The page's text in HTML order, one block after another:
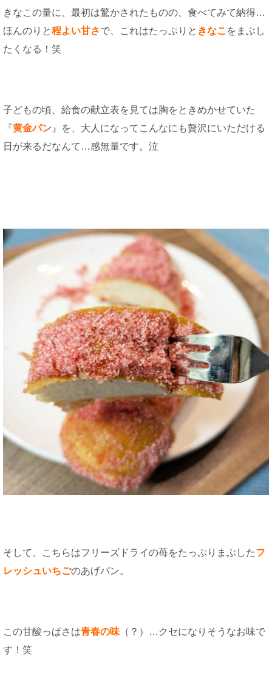
きなこの量に、最初は驚かされたものの、食べてみて納得…
ほんのりと程よい甘さで、これはたっぷりと きなこ をまぶし
たくなる！笑
子どもの頃、給食の献立表を見ては胸をときめかせていた
『黄金パン 』を、大人になってこんなにも贅沢にいただける
日が来るだなんて…感無量です。泣
そして、こちらはフリーズドライの苺をたっぷりまぶしたフ
レッシュいちごのあげパン。
この甘酸っぱさは青春の味 （？）…クセになりそうなお味で
す！笑